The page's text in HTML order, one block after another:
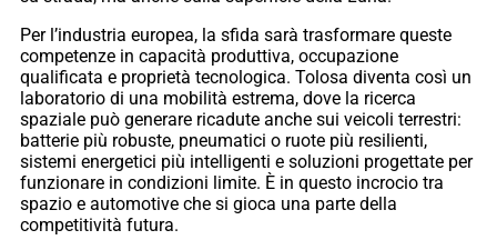
Per l’industria europea, la sfida sarà trasformare queste
competenze in capacità produttiva, occupazione
qualificata e proprietà tecnologica. Tolosa diventa così un
laboratorio di una mobilità estrema, dove la ricerca
spaziale può generare ricadute anche sui veicoli terrestri:
batterie più robuste, pneumatici o ruote più resilienti,
sistemi energetici più intelligenti e soluzioni progettate per
funzionare in condizioni limite. È in questo incrocio tra
spazio e automotive che si gioca una parte della
competitività futura.